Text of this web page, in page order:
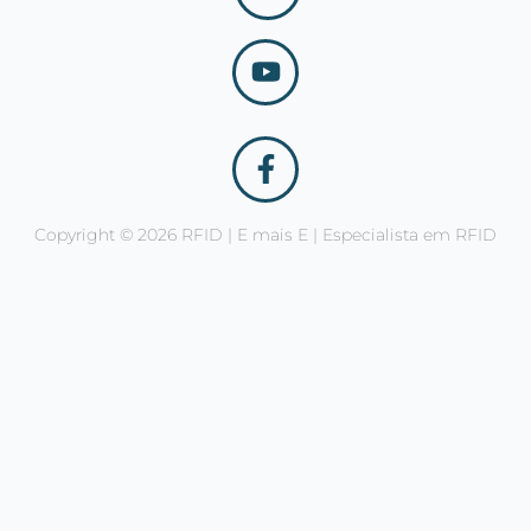
Copyright © 2026 RFID | E mais E | Especialista em RFID